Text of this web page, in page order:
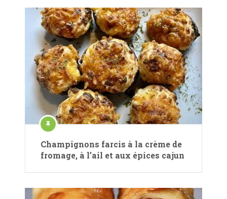
Champignons farcis à la crème de
fromage, à l’ail et aux épices cajun